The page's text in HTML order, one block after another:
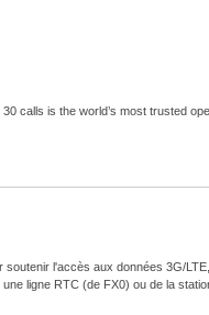
calls is the world’s most trusted
l'accès aux données 3G/
ligne RTC (de FX0) ou de la